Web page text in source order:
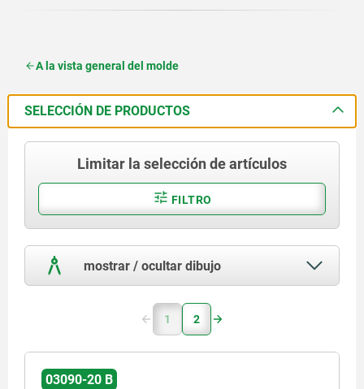
A la vista general del molde
SELECCIÓN DE PRODUCTOS
Limitar la selección de artículos
FILTRO
mostrar / ocultar dibujo
1 2
03090-20 B